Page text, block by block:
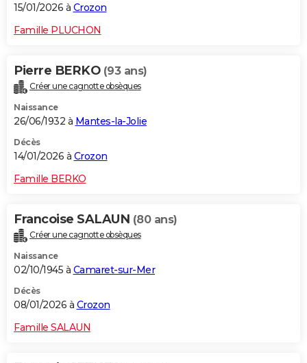
15/01/2026 à Crozon
Famille PLUCHON
Pierre BERKO (93 ans)
Créer une cagnotte obsèques
Naissance
26/06/1932 à Mantes-la-Jolie
Décès
14/01/2026 à Crozon
Famille BERKO
Francoise SALAUN (80 ans)
Créer une cagnotte obsèques
Naissance
02/10/1945 à Camaret-sur-Mer
Décès
08/01/2026 à Crozon
Famille SALAUN